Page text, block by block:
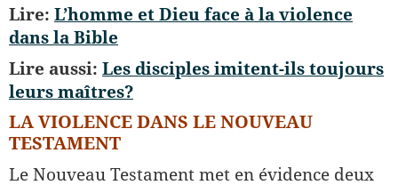
Lire: L’homme et Dieu face à la violence
dans la Bible
Lire aussi: Les disciples imitent-ils toujours
leurs maîtres?
LA VIOLENCE DANS LE NOUVEAU
TESTAMENT
Le Nouveau Testament met en évidence deux